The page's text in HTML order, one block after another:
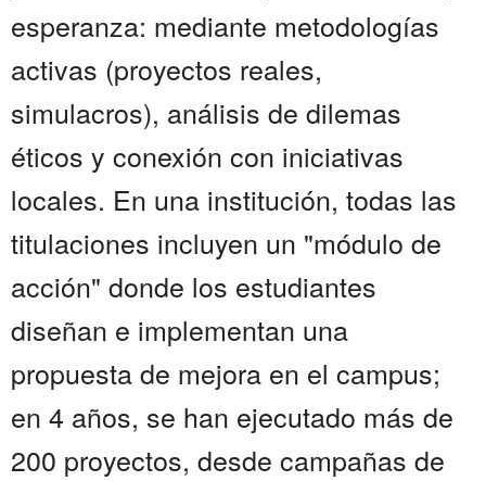
esperanza: mediante metodologías
activas (proyectos reales,
simulacros), análisis de dilemas
éticos y conexión con iniciativas
locales. En una institución, todas las
titulaciones incluyen un "módulo de
acción" donde los estudiantes
diseñan e implementan una
propuesta de mejora en el campus;
en 4 años, se han ejecutado más de
200 proyectos, desde campañas de